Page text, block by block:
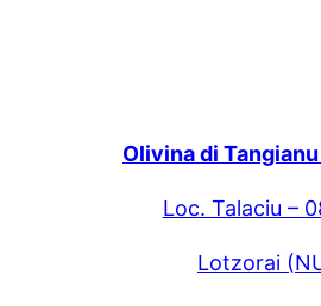
Olivina di
Loc. Talaciu –
Lotzorai